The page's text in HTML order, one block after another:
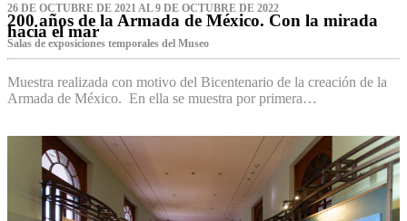
26 DE OCTUBRE DE 2021 AL 9 DE OCTUBRE DE 2022
200 años de la Armada de México. Con la mirada
hacia el mar
Salas de exposiciones temporales del Museo‌
Muestra realizada con motivo del Bicentenario de la creación de la
Armada de México. En ella se muestra por primera…